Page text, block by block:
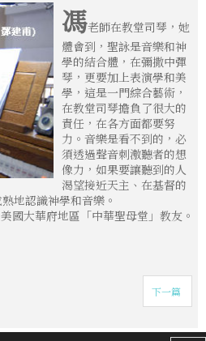
馮老師在教堂司琴，她
體會到，聖詠是音樂和神
學的結合體，在彌撒中彈
琴，更要加上表演學和美
學，這是一門綜合藝術，
在教堂司琴擔負了很大的
責任，在各方面都要努
力。音樂是看不到的，必
須透過聲音刺激聽者的想
像力，如果要讓聽到的人
渴望接近天主、在基督的
地認識神學和音樂。
美國大華府地區「中華聖母堂」教友。
下一篇